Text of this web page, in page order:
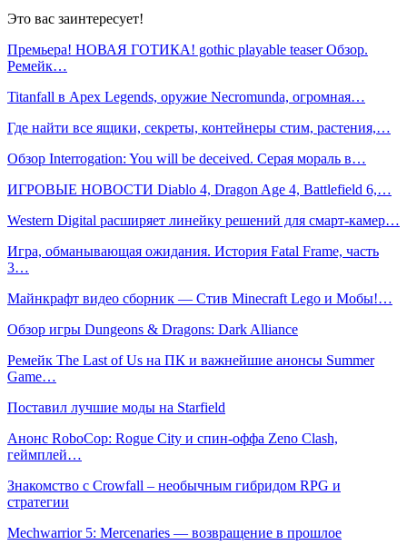
Это вас заинтересует!
Премьера! НОВАЯ ГОТИКА! gothic playable teaser Обзор.
Ремейк…
Titanfall в Apex Legends, оружие Necromunda, огромная…
Где найти все ящики, секреты, контейнеры стим, растения,…
Обзор Interrogation: You will be deceived. Серая мораль в…
ИГРОВЫЕ НОВОСТИ Diablo 4, Dragon Age 4, Battlefield 6,…
Western Digital расширяет линейку решений для смарт-камер…
Игра, обманывающая ожидания. История Fatal Frame, часть
3…
Майнкрафт видео сборник — Стив Minecraft Lego и Мобы!…
Обзор игры Dungeons & Dragons: Dark Alliance
Ремейк The Last of Us на ПК и важнейшие анонсы Summer
Game…
Поставил лучшие моды на Starfield
Анонс RoboCop: Rogue City и спин-оффа Zeno Clash,
геймплей…
Знакомство с Crowfall – необычным гибридом RPG и
стратегии
Mechwarrior 5: Mercenaries — возвращение в прошлое